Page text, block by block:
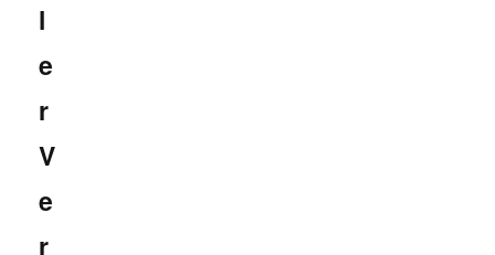
l
e
r
V
e
r